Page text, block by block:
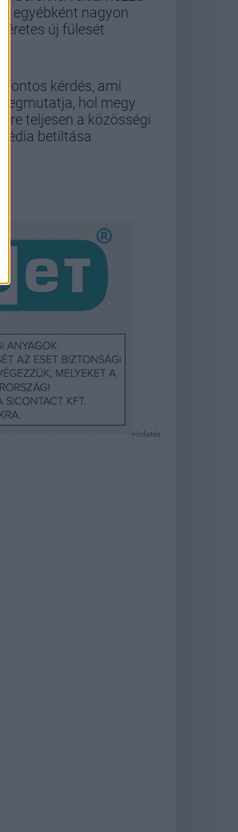
az egyébként nagyon
ígéretes új fülesét
5 fontos kérdés, ami
megmutatja, hol megy
félre teljesen a közösségi
média betiltása
Hirdetés